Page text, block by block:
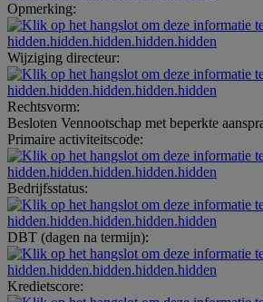
Opmerking:
hidden.hidden.hidden.hidden.hidden
Wijziging directeur:
hidden.hidden.hidden.hidden.hidden
Rechtsvorm:
Besloten Vennootschap met beperkte
Primaire activiteitscode:
hidden.hidden.hidden.hidden.hidden
Bedrijfsstatus:
hidden.hidden.hidden.hidden.hidden
DBT (dagen na termijn):
hidden.hidden.hidden.hidden.hidden
Kredietscore: